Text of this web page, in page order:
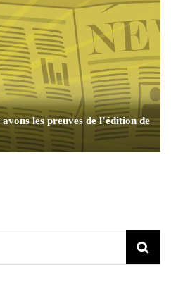
les preuves de l’édition de